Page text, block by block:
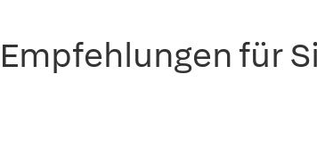
Empfehlungen für